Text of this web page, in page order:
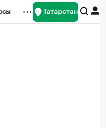
Татарстан